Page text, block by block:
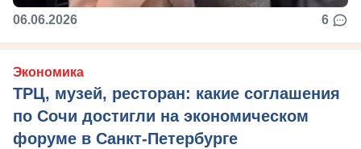
06.06.2026 6
Экономика
ТРЦ, музей, ресторан: какие соглашения
по Сочи достигли на экономическом
форуме в Санкт-Петербурге